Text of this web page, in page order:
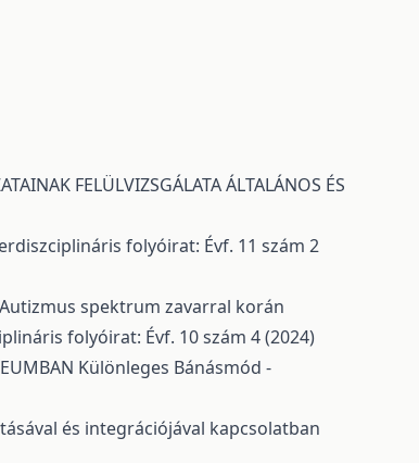
FELÜLVIZSGÁLATA ÁLTALÁNOS ÉS
folyóirat: Évf. 11 szám 2
Autizmus spektrum zavarral korán
folyóirat: Évf. 10 szám 4 (2024)
Különleges Bánásmód -
és integrációjával kapcsolatban